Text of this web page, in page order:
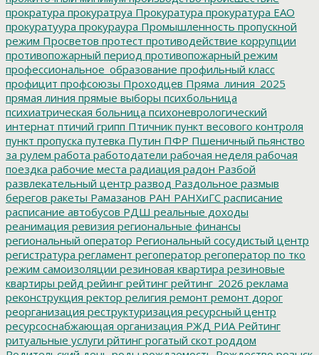
прократура прокуратруа Прокуратура прокуратура ЕАО
прокуратуура прокураура Промышленность пропускной
режим Просветов протест противодействие коррупции
противопожарный период противопожарный режим
профессиональное_образование профильный класс
профицит профсоюзы Проходцев Пряма_линия_2025
прямая линия прямые выборы психбольница
психиатрическая больница психоневрологический
интернат птичий грипп Птичник пункт весового контроля
пункт пропуска путевка Путин ПФР Пшеничный пьянство
за рулем работа работодатели рабочая неделя рабочая
поездка рабочие места радиация радон Разбой
развлекательный центр развод Раздольное размыв
берегов ракеты Рамазанов РАН РАНХиГС расписание
расписание автобусов РДШ реальные доходы
реанимация ревизия региональные финансы
региональный оператор Региональный сосудистый центр
регистратура регламент регоператор регоператор по тко
режим самоизоляции резиновая квартира резиновые
квартиры рейд рейинг рейтинг рейтинг_2026 реклама
реконструкция ректор религия ремонт ремонт дорог
реорганизация реструктуризация ресурсный центр
ресурсоснабжающая организация РЖД РИА Рейтинг
ритуальные услуги рйтинг рогатый скот роддом